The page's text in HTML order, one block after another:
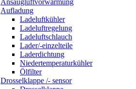
Ansaugluftvorwärmung
Aufladung
Ladeluftkühler
Ladeluftregelung
Ladeluftschlauch
Lader/-einzelteile
Laderdichtung
Niedertemperaturkühler
Ölfilter
Drosselklappe /- sensor